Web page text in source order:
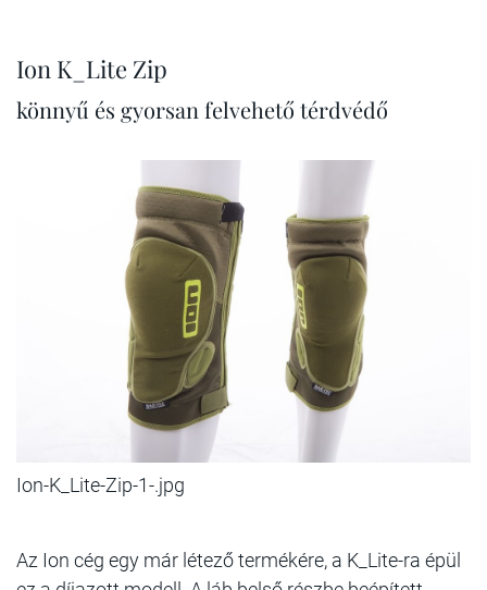
Ion K_Lite Zip
könnyű és gyorsan felvehető térdvédő
Ion-K_Lite-Zip-1-.jpg
Az Ion cég egy már létező termékére, a K_Lite-ra épül